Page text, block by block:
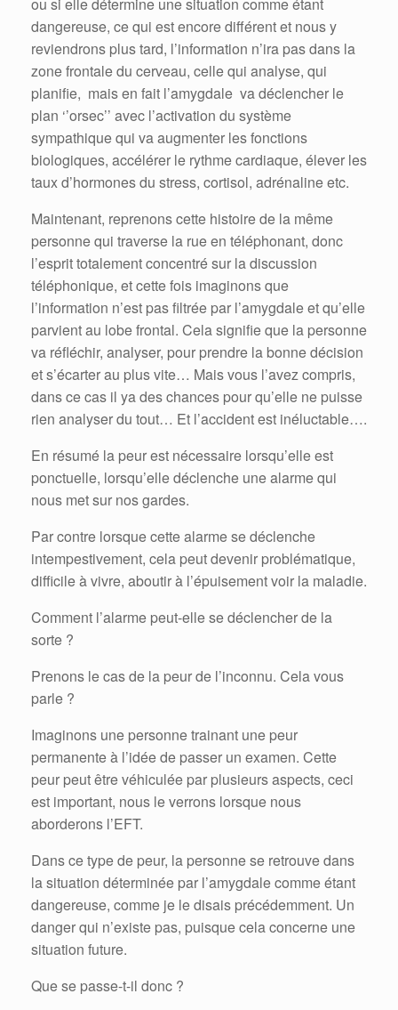
dangereuse, ce qui est encore différent et nous y
reviendrons plus tard, l’information n’ira pas dans la
zone frontale du cerveau, celle qui analyse, qui
planifie, mais en fait l’amygdale va déclencher le
plan ‘’orsec’’ avec l’activation du système
sympathique qui va augmenter les fonctions
biologiques, accélérer le rythme cardiaque, élever les
taux d’hormones du stress, cortisol, adrénaline etc.
Maintenant, reprenons cette histoire de la même
personne qui traverse la rue en téléphonant, donc
l’esprit totalement concentré sur la discussion
téléphonique, et cette fois imaginons que
l’information n’est pas filtrée par l’amygdale et qu’elle
parvient au lobe frontal. Cela signifie que la personne
va réfléchir, analyser, pour prendre la bonne décision
et s’écarter au plus vite… Mais vous l’avez compris,
dans ce cas il ya des chances pour qu’elle ne puisse
rien analyser du tout… Et l’accident est inéluctable….
En résumé la peur est nécessaire lorsqu’elle est
ponctuelle, lorsqu’elle déclenche une alarme qui
nous met sur nos gardes.
Par contre lorsque cette alarme se déclenche
intempestivement, cela peut devenir problématique,
difficile à vivre, aboutir à l’épuisement voir la maladie.
Comment l’alarme peut-elle se déclencher de la
sorte ?
Prenons le cas de la peur de l’inconnu. Cela vous
parle ?
Imaginons une personne trainant une peur
permanente à l’idée de passer un examen. Cette
peur peut être véhiculée par plusieurs aspects, ceci
est important, nous le verrons lorsque nous
aborderons l’EFT.
Dans ce type de peur, la personne se retrouve dans
la situation déterminée par l’amygdale comme étant
dangereuse, comme je le disais précédemment. Un
danger qui n’existe pas, puisque cela concerne une
situation future.
Que se passe-t-il donc ?